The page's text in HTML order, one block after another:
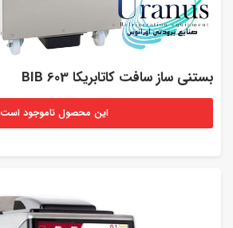
بستنی ساز سافت کاتابریکا 603 BIB
این محصول ناموجود است